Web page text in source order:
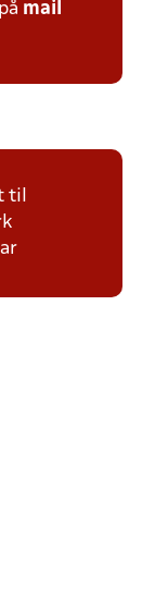
mail
til